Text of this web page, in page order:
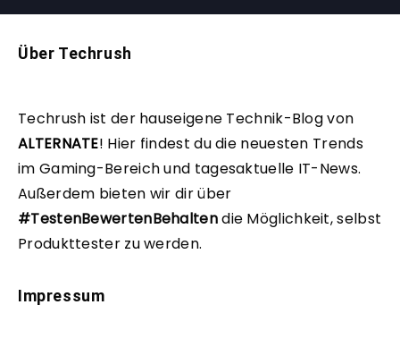
Über Techrush
Techrush ist der hauseigene Technik-Blog von
ALTERNATE! Hier findest du die neuesten Trends
im Gaming-Bereich und tagesaktuelle IT-News.
Außerdem bieten wir dir über
#TestenBewertenBehaltendie Möglichkeit, selbst
Produkttester zu werden.
Impressum